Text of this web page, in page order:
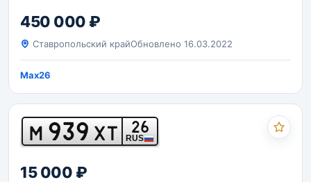
450 000 ₽
Ставропольский крайОбновлено 16.03.2022
Max26
М 939 ХТ 26
RUS
15 000 ₽